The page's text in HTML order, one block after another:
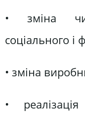
• зміна
соціального і
• зміна
•